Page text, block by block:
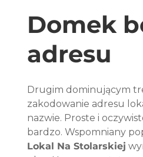
Domek
adresu
Drugim dominującym
zakodowanie adresu
nazwie. Proste i
bardzo. Wspomniany
Lokal Na Stolarskiej